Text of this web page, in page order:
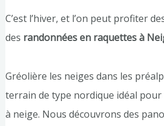
C’est l’hiver, et l’on peut profiter
des randonnées en raquettes à
Gréolière les neiges dans les
terrain de type nordique idéal
à neige. Nous découvrons des